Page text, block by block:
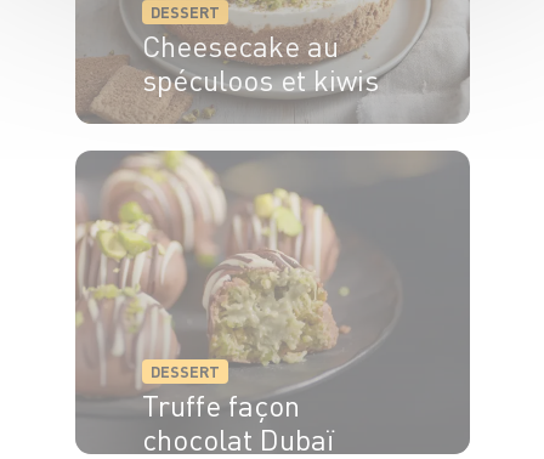
DESSERT
Cheesecake au
spéculoos et kiwis
DESSERT
Truffe façon
chocolat Dubaï